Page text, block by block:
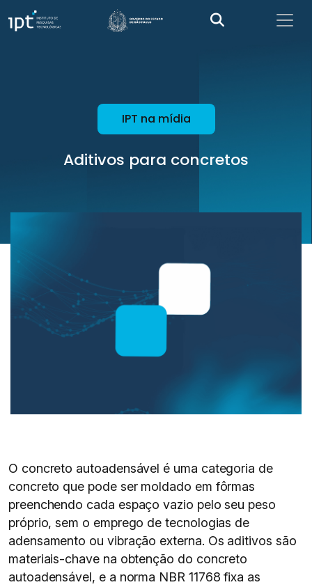
IPT na mídia
Aditivos para concretos
O concreto autoadensável é uma categoria de
concreto que pode ser moldado em fôrmas
preenchendo cada espaço vazio pelo seu peso
próprio, sem o emprego de tecnologias de
adensamento ou vibração externa. Os aditivos são
materiais-chave na obtenção do concreto
autoadensável, e a norma NBR 11768 fixa as